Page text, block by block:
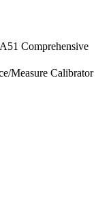
Comprehensive
Measure Calibrator